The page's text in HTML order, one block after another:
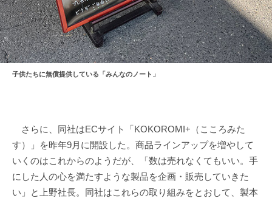
子供たちに無償提供している「みんなのノート」
さらに、同社はECサイト「KOKOROMI+（こころみた
す）」を昨年9月に開設した。商品ラインアップを増やして
いくのはこれからのようだが、「数は売れなくてもいい。手
にした人の心を満たすような製品を企画・販売していきた
い」と上野社長。同社はこれらの取り組みをとおして、製本